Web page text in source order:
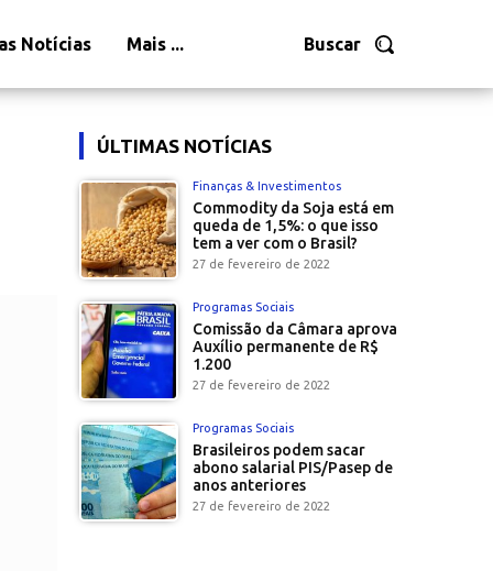
Buscar
Notícias Mais ...
ÚLTIMAS NOTÍCIAS
Finanças & Investimentos
Commodity da Soja está em
queda de 1,5%: o que isso
tem a ver com o Brasil?
27 de fevereiro de 2022
Programas Sociais
Comissão da Câmara aprova
Auxílio permanente de R$
1.200
27 de fevereiro de 2022
Programas Sociais
Brasileiros podem sacar
abono salarial PIS/Pasep de
anos anteriores
27 de fevereiro de 2022